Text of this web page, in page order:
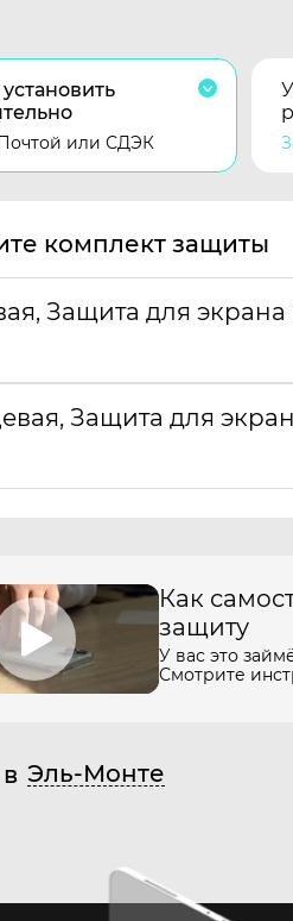
или СДЭК
комплект защиты
Защита для
Защита для
Как
защиту
У вас это
Смотрите
Эль-Монте